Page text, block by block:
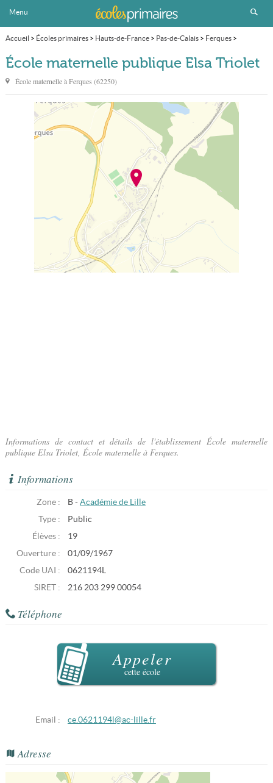
Menu
Accueil > Écoles primaires> Hauts-de-France> Pas-de-Calais> Ferques>
École maternelle publique Elsa Triolet
École maternelle publique Elsa Triolet
École maternelle àFerques (62250)
Informations de contact et détails de l'établissement École maternelle
publique Elsa Triolet, École maternelle à Ferques.
Informations
Zone : B - Académie de Lille
Type :
Public
Élèves :
19
Ouverture :
01/09/1967
Code UAI :
0621194L
SIRET :
216 203 299 00054
Téléphone
Appeler
cette école
Email : ce.0621194l@ac-lille.fr
Adresse